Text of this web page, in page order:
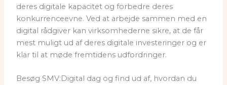
deres digitale kapacitet og forbedre deres
konkurrenceevne. Ved at arbejde sammen med en
digital rådgiver kan virksomhederne sikre, at de får
mest muligt ud af deres digitale investeringer og er
klar til at møde fremtidens udfordringer.
Besøg SMV:Digital dag og find ud af, hvordan du